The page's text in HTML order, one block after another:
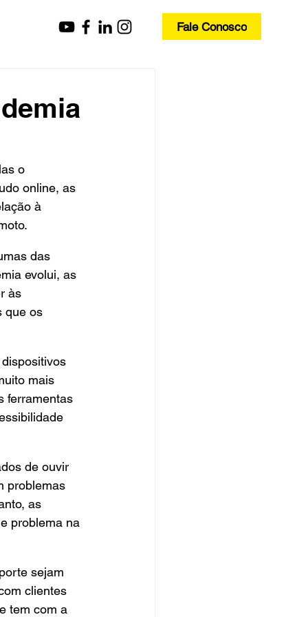
Fale Conosco
o
online, as
à
das
evolui, as
às
que os
mais
ferramentas
de ouvir
problemas
as
problema na
sejam
clientes
tem com a